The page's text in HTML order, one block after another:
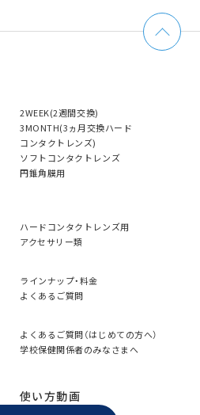
2WEEK(2週間交換)
3MONTH(3ヵ月交換ハード
コンタクトレンズ)
ソフトコンタクトレンズ
円錐角膜用
ハードコンタクトレンズ用
アクセサリー類
ラインナップ・料金
よくあるご質問
よくあるご質問（はじめての方へ）
学校保健関係者のみなさまへ
使い方動画